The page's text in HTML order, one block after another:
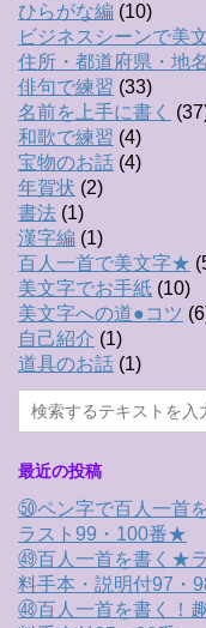
ひらがな編 (10)
ビジネスシーンで美
住所・都道府県・地名
俳句で練習 (33)
名前を上手に書く
和歌で練習 (4)
宝物のお話 (4)
年賀状 (2)
書法 (1)
漢字編 (1)
百人一首で美文字★
美文字でお手紙 (10)
美文字への道●コツ
自己紹介 (1)
道具のお話 (1)
最近の投稿
㊿ペン字で百人一首
ラスト99・100番★
㊾百人一首を書く★
料手本・説明付97・
㊽百人一首を書く！